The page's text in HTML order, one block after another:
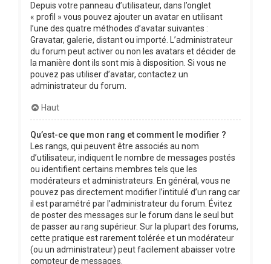
Depuis votre panneau d’utilisateur, dans l’onglet
« profil » vous pouvez ajouter un avatar en utilisant
l’une des quatre méthodes d’avatar suivantes :
Gravatar, galerie, distant ou importé. L’administrateur
du forum peut activer ou non les avatars et décider de
la manière dont ils sont mis à disposition. Si vous ne
pouvez pas utiliser d’avatar, contactez un
administrateur du forum.
Haut
Qu’est-ce que mon rang et comment le modifier ?
Les rangs, qui peuvent être associés au nom
d’utilisateur, indiquent le nombre de messages postés
ou identifient certains membres tels que les
modérateurs et administrateurs. En général, vous ne
pouvez pas directement modifier l’intitulé d’un rang car
il est paramétré par l’administrateur du forum. Évitez
de poster des messages sur le forum dans le seul but
de passer au rang supérieur. Sur la plupart des forums,
cette pratique est rarement tolérée et un modérateur
(ou un administrateur) peut facilement abaisser votre
compteur de messages.